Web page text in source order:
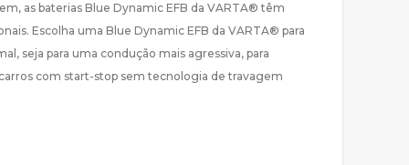
as baterias Blue Dynamic EFB da VARTA® têm
Escolha uma Blue Dynamic EFB da VARTA® para
seja para uma condução mais agressiva, para
com start-stop sem tecnologia de travagem